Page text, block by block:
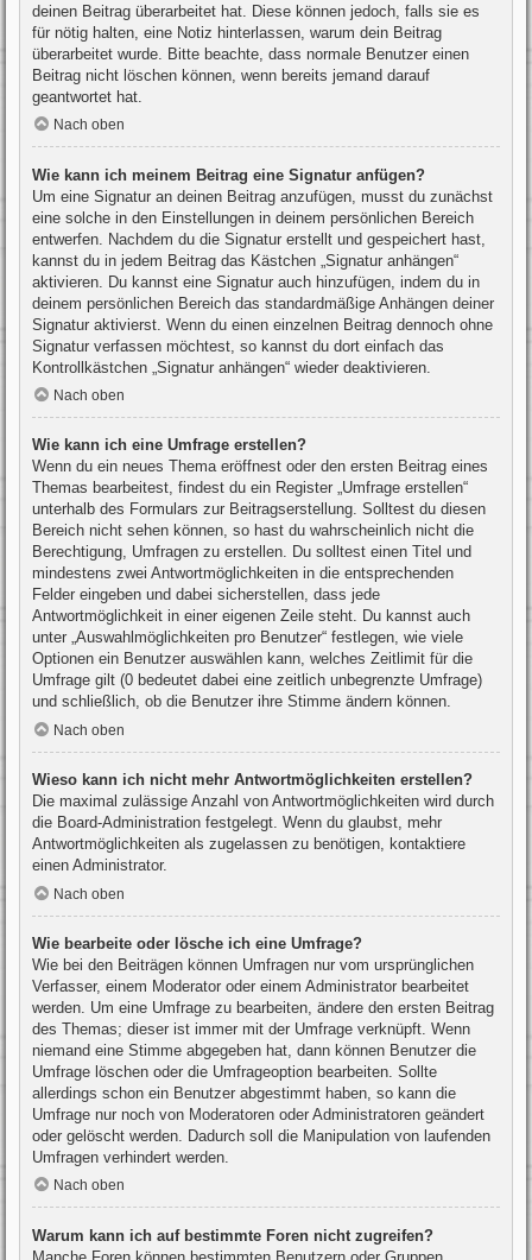
deinen Beitrag überarbeitet hat. Diese können jedoch, falls sie es
für nötig halten, eine Notiz hinterlassen, warum dein Beitrag
überarbeitet wurde. Bitte beachte, dass normale Benutzer einen
Beitrag nicht löschen können, wenn bereits jemand darauf
geantwortet hat.
Nach oben
Wie kann ich meinem Beitrag eine Signatur anfügen?
Um eine Signatur an deinen Beitrag anzufügen, musst du zunächst
eine solche in den Einstellungen in deinem persönlichen Bereich
entwerfen. Nachdem du die Signatur erstellt und gespeichert hast,
kannst du in jedem Beitrag das Kästchen „Signatur anhängen“
aktivieren. Du kannst eine Signatur auch hinzufügen, indem du in
deinem persönlichen Bereich das standardmäßige Anhängen deiner
Signatur aktivierst. Wenn du einen einzelnen Beitrag dennoch ohne
Signatur verfassen möchtest, so kannst du dort einfach das
Kontrollkästchen „Signatur anhängen“ wieder deaktivieren.
Nach oben
Wie kann ich eine Umfrage erstellen?
Wenn du ein neues Thema eröffnest oder den ersten Beitrag eines
Themas bearbeitest, findest du ein Register „Umfrage erstellen“
unterhalb des Formulars zur Beitragserstellung. Solltest du diesen
Bereich nicht sehen können, so hast du wahrscheinlich nicht die
Berechtigung, Umfragen zu erstellen. Du solltest einen Titel und
mindestens zwei Antwortmöglichkeiten in die entsprechenden
Felder eingeben und dabei sicherstellen, dass jede
Antwortmöglichkeit in einer eigenen Zeile steht. Du kannst auch
unter „Auswahlmöglichkeiten pro Benutzer“ festlegen, wie viele
Optionen ein Benutzer auswählen kann, welches Zeitlimit für die
Umfrage gilt (0 bedeutet dabei eine zeitlich unbegrenzte Umfrage)
und schließlich, ob die Benutzer ihre Stimme ändern können.
Nach oben
Wieso kann ich nicht mehr Antwortmöglichkeiten erstellen?
Die maximal zulässige Anzahl von Antwortmöglichkeiten wird durch
die Board-Administration festgelegt. Wenn du glaubst, mehr
Antwortmöglichkeiten als zugelassen zu benötigen, kontaktiere
einen Administrator.
Nach oben
Wie bearbeite oder lösche ich eine Umfrage?
Wie bei den Beiträgen können Umfragen nur vom ursprünglichen
Verfasser, einem Moderator oder einem Administrator bearbeitet
werden. Um eine Umfrage zu bearbeiten, ändere den ersten Beitrag
des Themas; dieser ist immer mit der Umfrage verknüpft. Wenn
niemand eine Stimme abgegeben hat, dann können Benutzer die
Umfrage löschen oder die Umfrageoption bearbeiten. Sollte
allerdings schon ein Benutzer abgestimmt haben, so kann die
Umfrage nur noch von Moderatoren oder Administratoren geändert
oder gelöscht werden. Dadurch soll die Manipulation von laufenden
Umfragen verhindert werden.
Nach oben
Warum kann ich auf bestimmte Foren nicht zugreifen?